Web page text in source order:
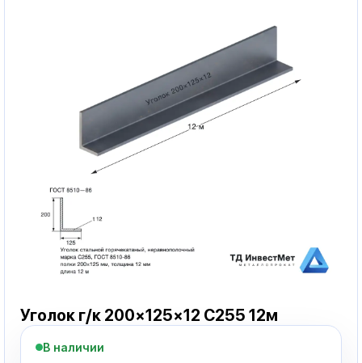
Уголок г/к 200×125×12 С255 12м
В наличии